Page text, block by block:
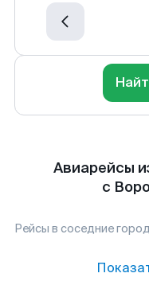
Авиарейсы
с
Рейсы в соседние